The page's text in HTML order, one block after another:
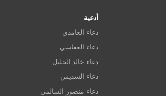
أدعية
دعاء الغامدي
دعاء العفاسي
دعاء خالد الجليل
دعاء السديس
دعاء منصور السالمي